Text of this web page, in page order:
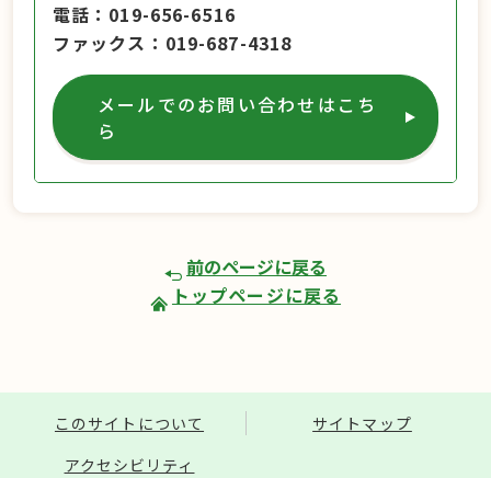
電話
019-656-6516
ファックス
019-687-4318
メールでのお問い合わせはこち
ら
前のページに戻る
トップページに戻る
このサイトについて
サイトマップ
アクセシビリティ